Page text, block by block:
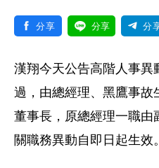
分享 分享 分
漢翔今天公告高階人事異
過，由總經理、黑鷹事
董事長，原總經理一職
關職務異動自即日起生效。